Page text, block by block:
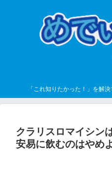
「これ知りたかった！」を解
クラリスロマイシン
安易に飲むのはやめ